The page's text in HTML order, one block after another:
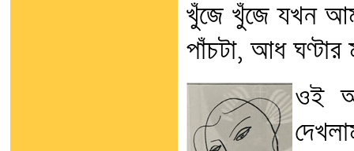
খুঁজে খুঁজে যখন
পাঁচটা, আধ ঘণ্টার
ওই